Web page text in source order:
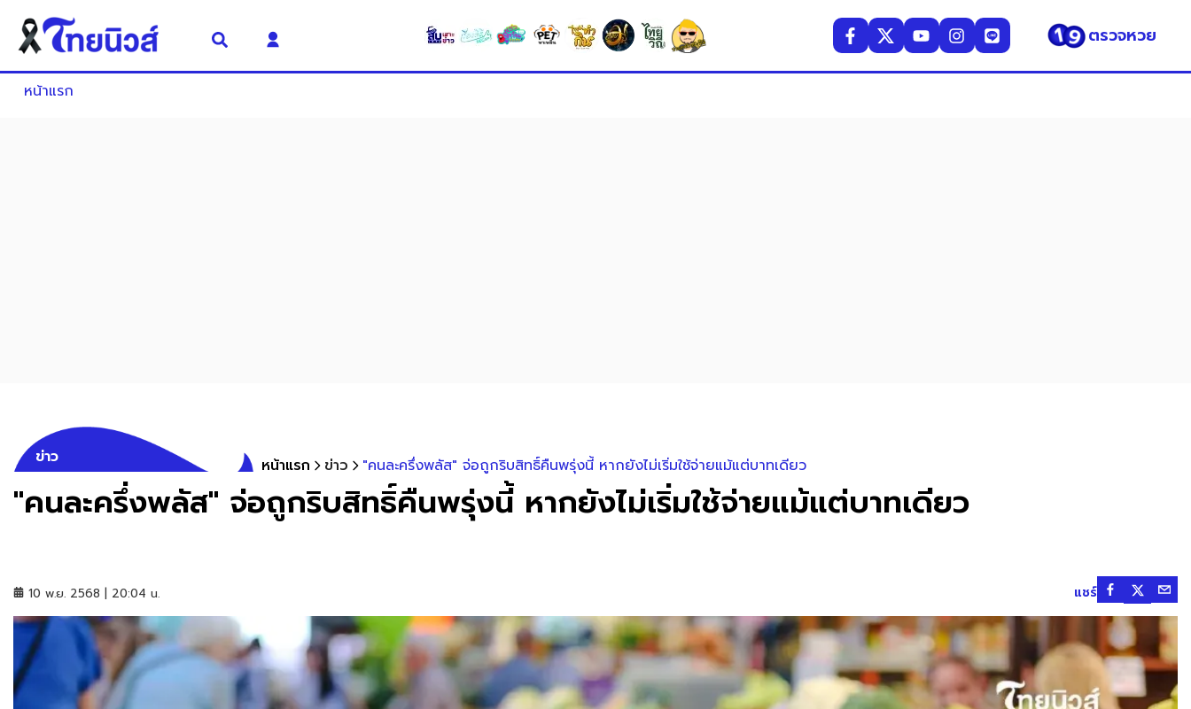
ตรวจหวย
หน้าแรก
ข่าว หน้าแรก ข่าว "คนละครึ่งพลัส" จ่อถูกริบสิทธิ์คืนพรุ่งนี้ หากยังไม่เริ่มใช้จ่ายแม้แต่บาทเดียว
"คนละครึ่งพลัส" จ่อถูกริบสิทธิ์คืนพรุ่งนี้ หากยังไม่เริ่มใช้จ่ายแม้แต่บาทเดียว
10 พ.ย. 2568 | 20:04 น. แชร์